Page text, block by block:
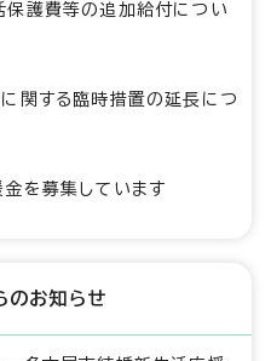
保護費等の追加給付につい
関する臨時措置の延長につ
を募集しています
のお知らせ